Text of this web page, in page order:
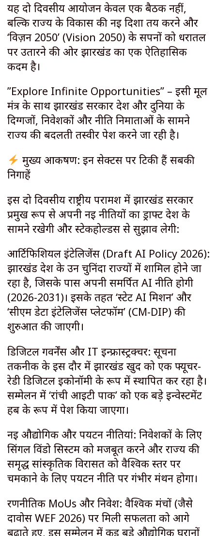
​यह दो दिवसीय आयोजन केवल एक बैठक नहीं,
बल्कि राज्य के विकास की नई दिशा तय करने और
‘विज़न 2050’ (Vision 2050) के सपनों को धरातल
पर उतारने की ओर झारखंड का एक ऐतिहासिक
कदम है।
​”Explore Infinite Opportunities” – इसी मूल
मंत्र के साथ झारखंड सरकार देश और दुनिया के
दिग्गजों, निवेशकों और नीति निर्माताओं के सामने
राज्य की बदलती तस्वीर पेश करने जा रही है।
मुख्य आकर्षण: इन सेक्टर्स पर टिकी हैं सबकी
निगाहें
​इस दो दिवसीय राष्ट्रीय परामर्श में झारखंड सरकार
प्रमुख रूप से अपनी नई नीतियों का ड्राफ्ट देश के
सामने रखेगी और स्टेकहोल्डर्स से सुझाव लेगी:
​आर्टिफिशियल इंटेलिजेंस (Draft AI Policy 2026):
झारखंड देश के उन चुनिंदा राज्यों में शामिल होने जा
रहा है, जिसके पास अपनी समर्पित AI नीति होगी
(2026-2031)। इसके तहत ‘स्टेट AI मिशन’ और
‘सीएम डेटा इंटेलिजेंस प्लेटफॉर्म’ (CM-DIP) की
शुरुआत की जाएगी।
​डिजिटल गवर्नेंस और IT इन्फ्रास्ट्रक्चर: सूचना
तकनीक के इस दौर में झारखंड खुद को एक फ्यूचर-
रेडी डिजिटल इकोनॉमी के रूप में स्थापित कर रहा है।
सम्मेलन में ‘रांची आईटी पार्क’ को एक बड़े इन्वेस्टमेंट
हब के रूप में पेश किया जाएगा।
​नई औद्योगिक और पर्यटन नीतियां: निवेशकों के लिए
सिंगल विंडो सिस्टम को मजबूत करने और राज्य की
समृद्ध सांस्कृतिक विरासत को वैश्विक स्तर पर
चमकाने के लिए पर्यटन नीति पर गंभीर मंथन होगा।
​रणनीतिक MoUs और निवेश: वैश्विक मंचों (जैसे
दावोस WEF 2026) पर मिली सफलता को आगे
बढ़ाते हुए, इस सम्मेलन में कई बड़े औद्योगिक घरानों